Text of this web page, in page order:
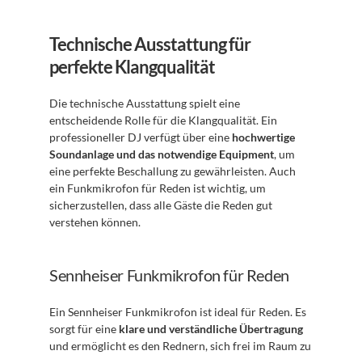
Technische Ausstattung für
perfekte Klangqualität
Die technische Ausstattung spielt eine
entscheidende Rolle für die Klangqualität. Ein
professioneller DJ verfügt über eine hochwertige
Soundanlage und das notwendige Equipment, um
eine perfekte Beschallung zu gewährleisten. Auch
ein Funkmikrofon für Reden ist wichtig, um
sicherzustellen, dass alle Gäste die Reden gut
verstehen können.
Sennheiser Funkmikrofon für Reden
Ein Sennheiser Funkmikrofon ist ideal für Reden. Es
sorgt für eine klare und verständliche Übertragung
und ermöglicht es den Rednern, sich frei im Raum zu